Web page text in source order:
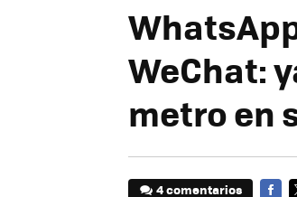
WeChat:
metro en
4 comentarios